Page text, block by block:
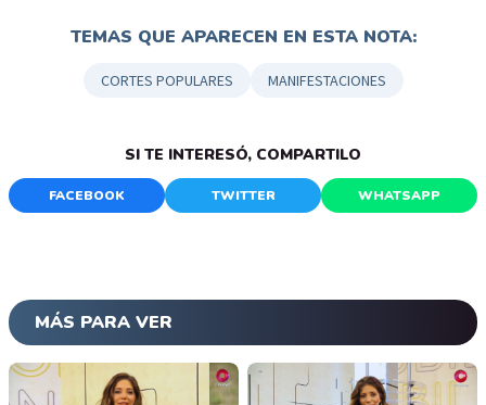
TEMAS QUE APARECEN EN ESTA NOTA:
CORTES POPULARES MANIFESTACIONES
SI TE INTERESÓ, COMPARTILO
FACEBOOK TWITTER WHATSAPP
MÁS PARA VER